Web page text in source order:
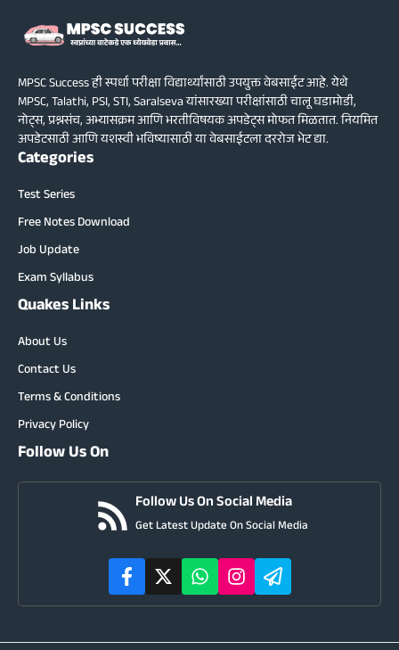
MPSC Success ही स्पर्धा परीक्षा विद्यार्थ्यांसाठी उपयुक्त वेबसाईट आहे. येथे
MPSC, Talathi, PSI, STI, Saralseva यांसारख्या परीक्षांसाठी चालू घडामोडी,
नोट्स, प्रश्नसंच, अभ्यासक्रम आणि भरतीविषयक अपडेट्स मोफत मिळतात. नियमित
अपडेटसाठी आणि यशस्वी भविष्यासाठी या वेबसाईटला दररोज भेट द्या.
Categories
Test Series
Free Notes Download
Job Update
Exam Syllabus
Quakes Links
About Us
Contact Us
Terms & Conditions
Privacy Policy
Follow Us On
Follow Us On Social Media
Get Latest Update On Social Media